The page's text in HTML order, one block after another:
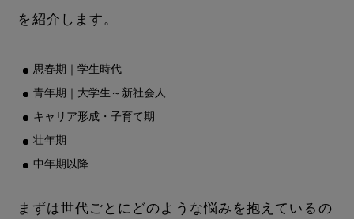
を紹介します。
思春期｜学生時代
青年期｜大学生～新社会人
キャリア形成・子育て期
壮年期
中年期以降
まずは世代ごとにどのような悩みを抱えているの